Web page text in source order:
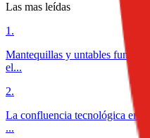
Las mas leídas
1 .
Mantequillas y untables
el...
2.
La confluencia tecnológica en
...